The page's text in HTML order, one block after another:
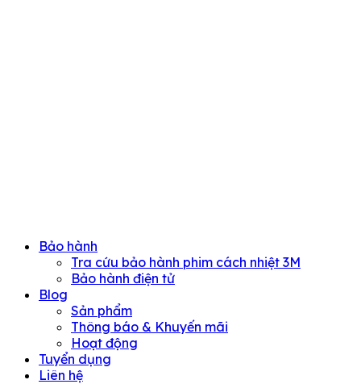
Bảo hành
Tra cứu bảo hành phim cách nhiệt 3M
Bảo hành điện tử
Blog
Sản phẩm
Thông báo & Khuyến mãi
Hoạt động
Tuyển dụng
Liên hệ